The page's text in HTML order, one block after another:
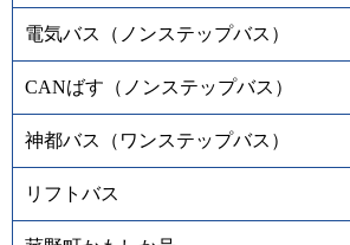
電気バス（ノンステップバス）
CANばす（ノンステップバス）
神都バス（ワンステップバス）
リフトバス